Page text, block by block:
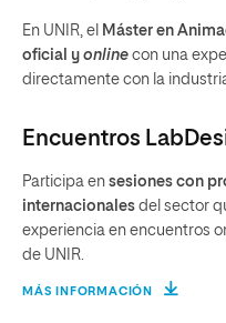
En UNIR, el Máster en
oficial y online con una
directamente con la
Encuentros
Participa en sesiones con
internacionales del sector
experiencia en encuentros
de UNIR.
MÁS INFORMACIÓN